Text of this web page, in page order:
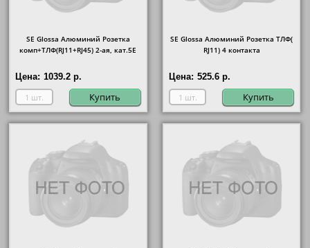
SE Glossa Алюминий Розетка
комп+ТЛФ(RJ11+RJ45) 2-ая, кат.5E
Цена: 1039.2 р.
Купить
SE Glossa Алюминий Розетка ТЛФ(
RJ11) 4 контакта
Цена: 525.6 р.
Купить